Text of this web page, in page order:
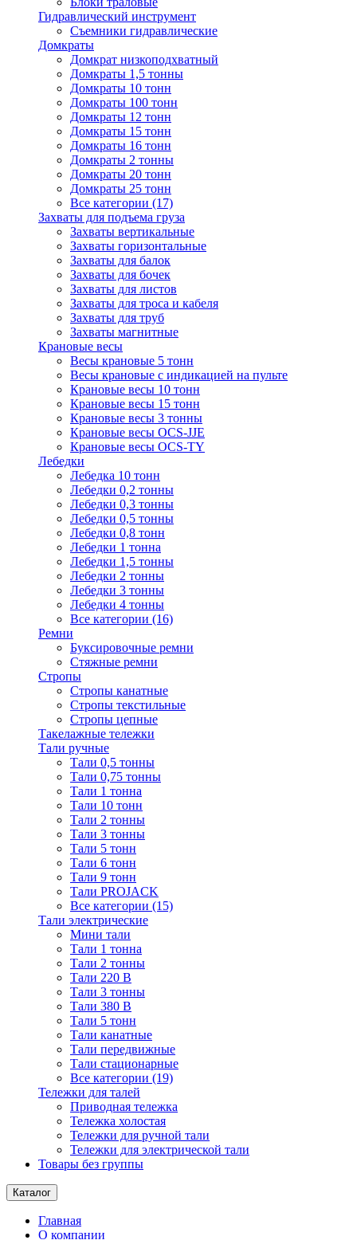
Гидравлический инструмент
Съемники гидравлические
Домкраты
Домкрат низкоподхватный
Домкраты 1,5 тонны
Домкраты 10 тонн
Домкраты 100 тонн
Домкраты 12 тонн
Домкраты 15 тонн
Домкраты 16 тонн
Домкраты 2 тонны
Домкраты 20 тонн
Домкраты 25 тонн
Все категории (17)
Захваты для подъема груза
Захваты вертикальные
Захваты горизонтальные
Захваты для балок
Захваты для бочек
Захваты для листов
Захваты для троса и кабеля
Захваты для труб
Захваты магнитные
Крановые весы
Весы крановые 5 тонн
Весы крановые с индикацией на пульте
Крановые весы 10 тонн
Крановые весы 15 тонн
Крановые весы 3 тонны
Крановые весы OCS-JJE
Крановые весы OCS-TY
Лебедки
Лебедка 10 тонн
Лебедки 0,2 тонны
Лебедки 0,3 тонны
Лебедки 0,5 тонны
Лебедки 0,8 тонн
Лебедки 1 тонна
Лебедки 1,5 тонны
Лебедки 2 тонны
Лебедки 3 тонны
Лебедки 4 тонны
Все категории (16)
Ремни
Буксировочные ремни
Стяжные ремни
Стропы
Стропы канатные
Стропы текстильные
Стропы цепные
Такелажные тележки
Тали ручные
Тали 0,5 тонны
Тали 0,75 тонны
Тали 1 тонна
Тали 10 тонн
Тали 2 тонны
Тали 3 тонны
Тали 5 тонн
Тали 6 тонн
Тали 9 тонн
Тали PROJACK
Все категории (15)
Тали электрические
Мини тали
Тали 1 тонна
Тали 2 тонны
Тали 220 В
Тали 3 тонны
Тали 380 В
Тали 5 тонн
Тали канатные
Тали передвижные
Тали стационарные
Все категории (19)
Тележки для талей
Приводная тележка
Тележка холостая
Тележки для ручной тали
Тележки для электрической тали
Товары без группы
Каталог
Главная
О компании